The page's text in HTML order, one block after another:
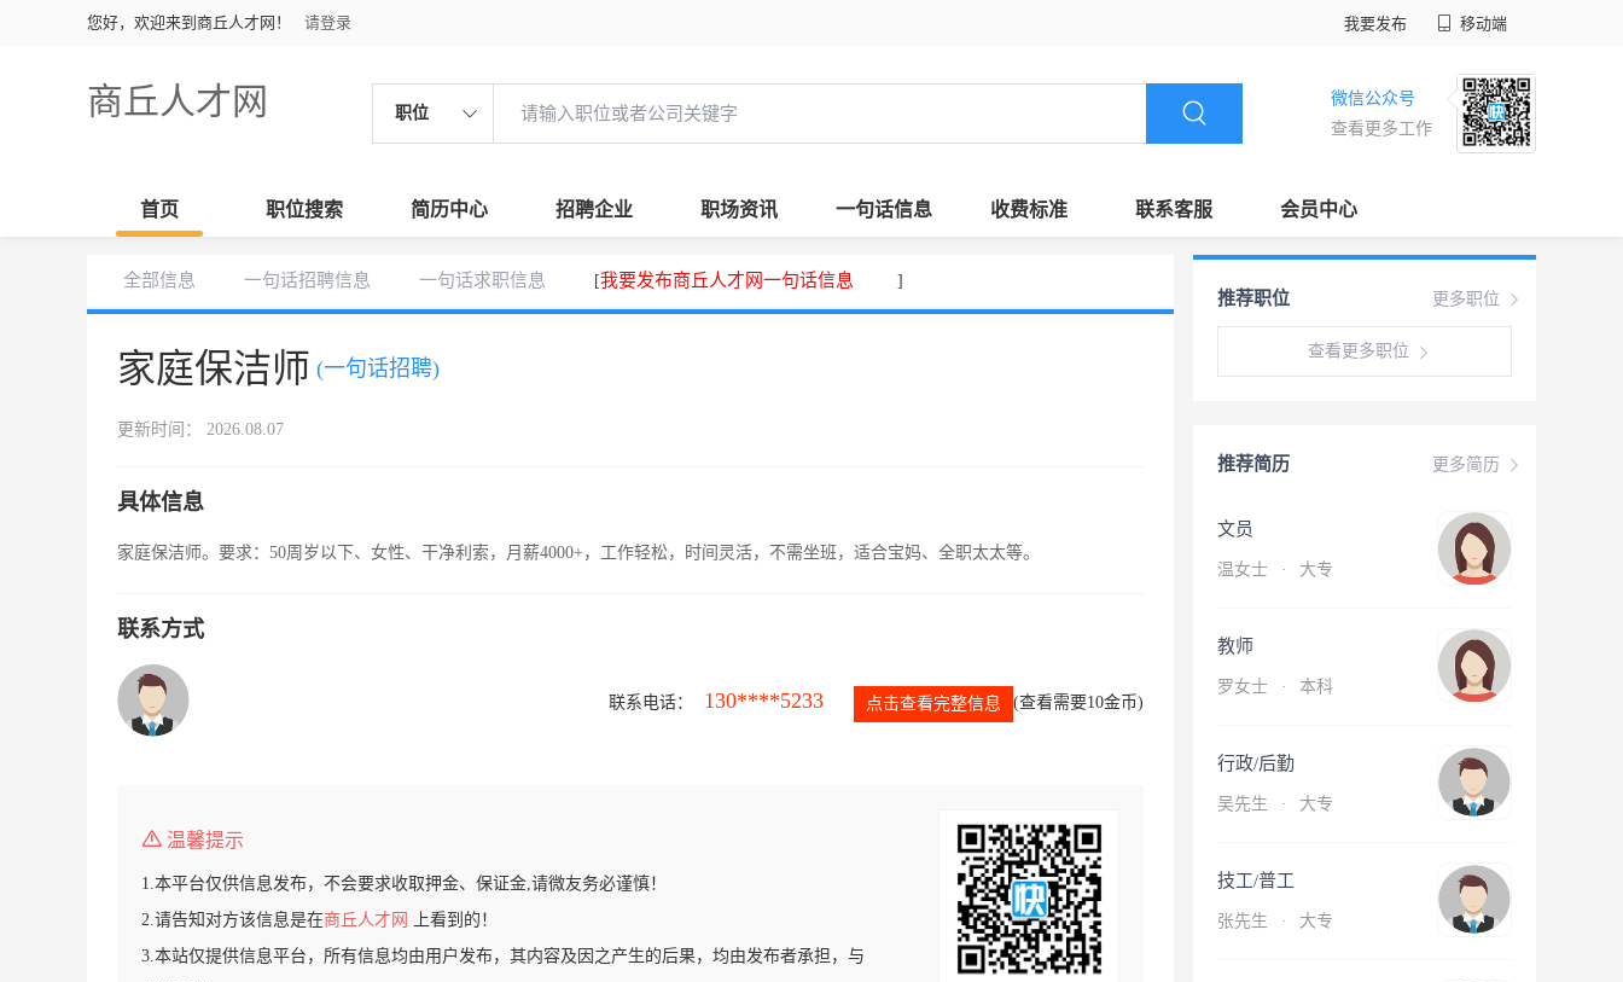
您好，欢迎来到商丘人才网！ 请登录 我要发布 移动端
商丘人才网 职位
微信公众号
查看更多工作
首页 职位搜索 简历中心 招聘企业 职场资讯 一句话信息 收费标准 联系客服 会员中心
全部信息 一句话招聘信息 一句话求职信息 [我要发布商丘人才网一句话信息 ]
家庭保洁师 (一句话招聘)
更新时间： 2026.08.07
具体信息
家庭保洁师。要求：50周岁以下、女性、干净利索，月薪4000+，工作轻松，时间灵活，不需坐班，适合宝妈、全职太太等。
联系方式
联系电话： 130****5233 点击查看完整信息 (查看需要10金币)
温馨提示
1.本平台仅供信息发布，不会要求收取押金、保证金,请微友务必谨慎！
2.请告知对方该信息是在商丘人才网
上看到的！
3.本站仅提供信息平台，所有信息均由用户发布，其内容及因之产生的后果，均由发布者承担，与
更多职位
推荐职位
查看更多职位
更多简历
推荐简历
文员
温女士 · 大专
教师
罗女士 · 本科
行政/后勤
吴先生 · 大专
技工/普工
张先生 · 大专